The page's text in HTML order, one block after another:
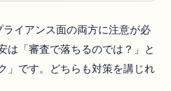
イアンス面の両方に注意が必
は「審査で落ちるのでは？」と
」です。どちらも対策を講じれ